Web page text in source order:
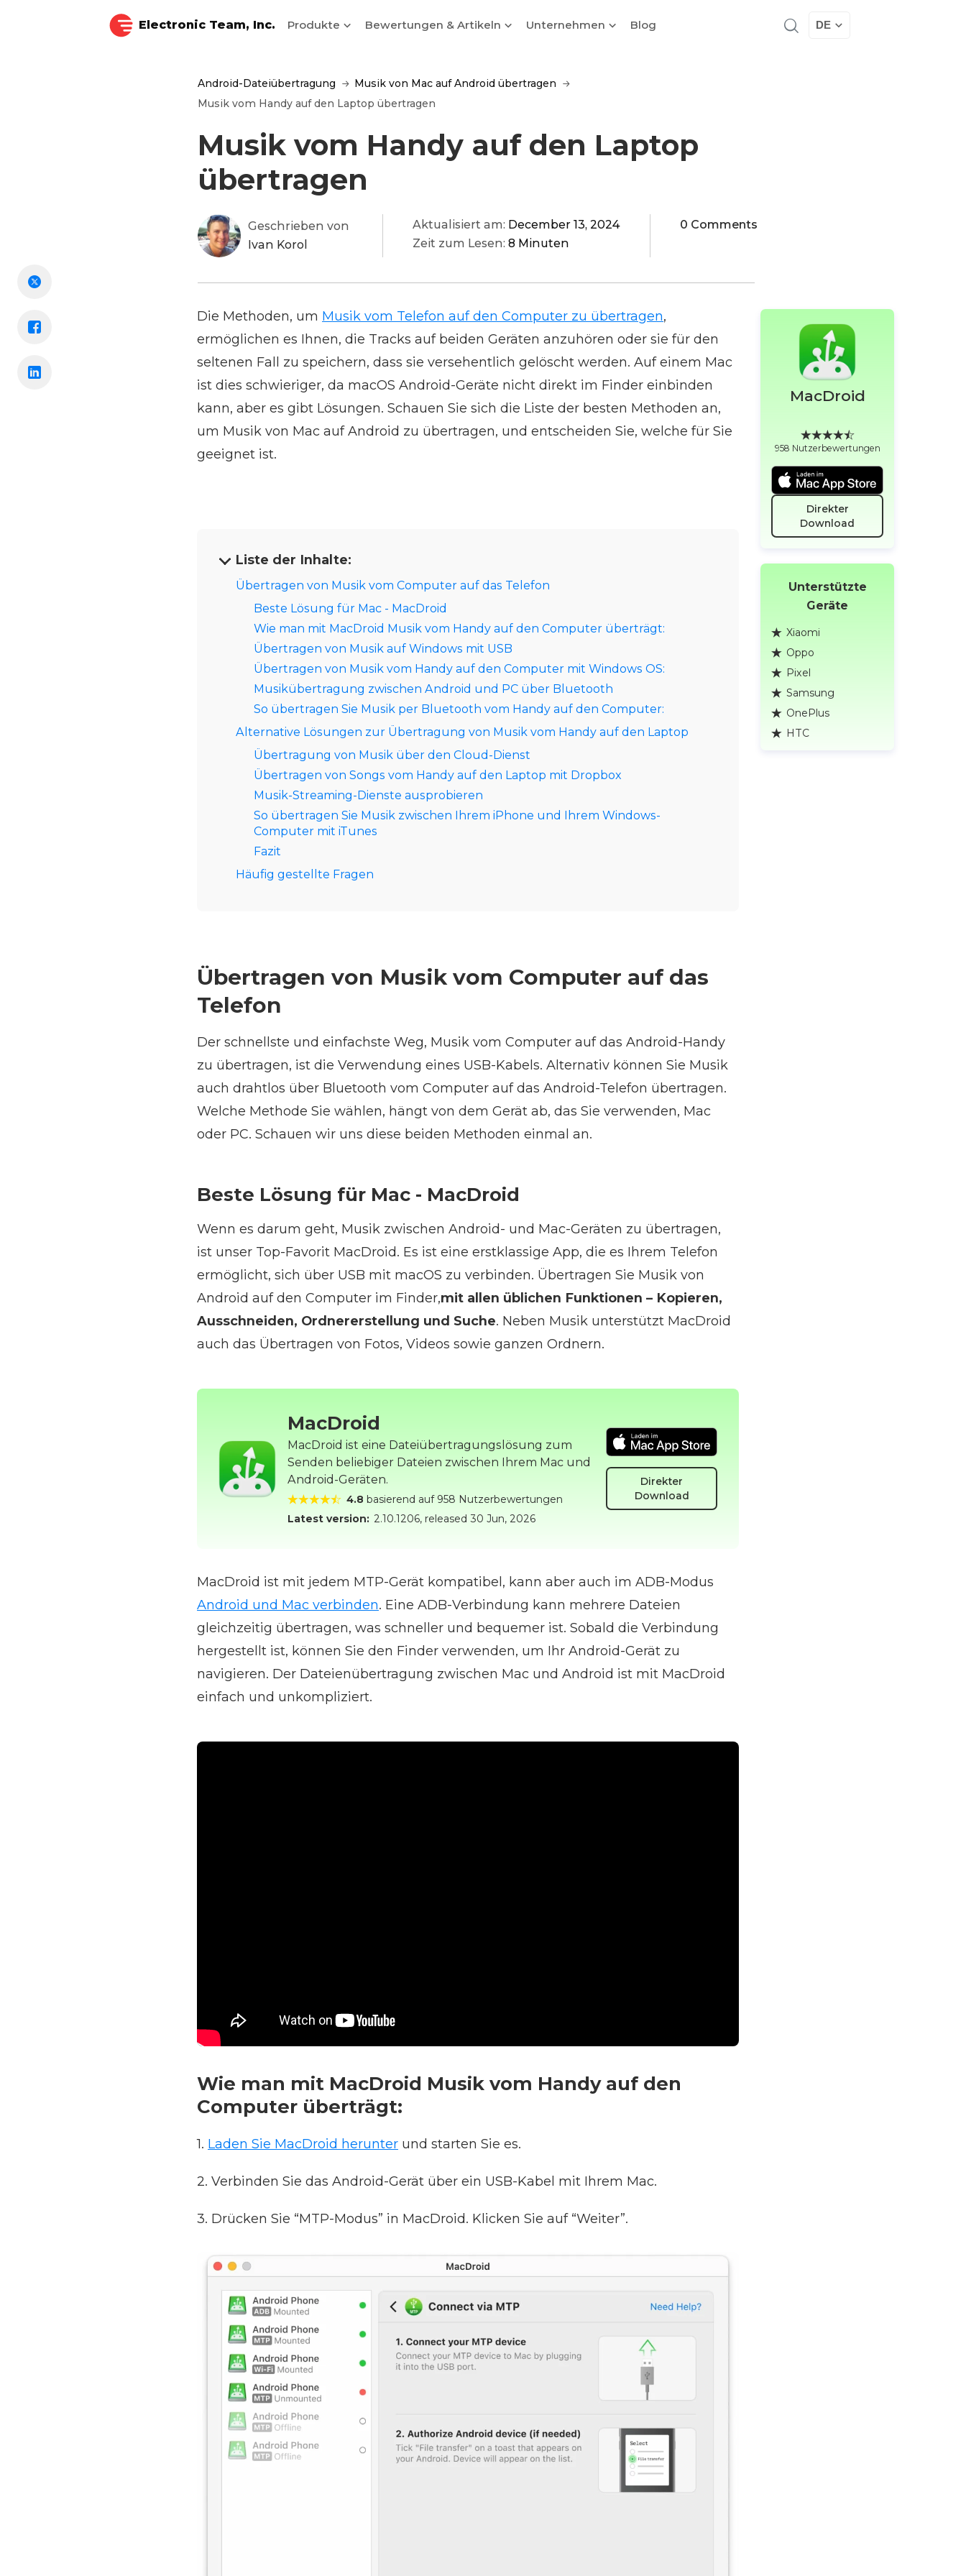
Electronic Team, Inc. Produkte Bewertungen & Artikeln Unternehmen Blog DE
Android-Dateiübertragung
Musik von Mac auf Android übertragen
Musik vom Handy auf den Laptop übertragen
Musik vom Handy auf den Laptop
übertragen
Geschrieben von
Ivan Korol
Aktualisiert am: December 13, 2024
Zeit zum Lesen: 8 Minuten
0 Comments
Die Methoden, um Musik vom Telefon auf den Computer zu übertragen,
ermöglichen es Ihnen, die Tracks auf beiden Geräten anzuhören oder sie für den
seltenen Fall zu speichern, dass sie versehentlich gelöscht werden. Auf einem Mac
ist dies schwieriger, da macOS Android-Geräte nicht direkt im Finder einbinden
kann, aber es gibt Lösungen. Schauen Sie sich die Liste der besten Methoden an,
um Musik von Mac auf Android zu übertragen, und entscheiden Sie, welche für Sie
geeignet ist.
Liste der Inhalte:
Übertragen von Musik vom Computer auf das Telefon
Beste Lösung für Mac - MacDroid
Wie man mit MacDroid Musik vom Handy auf den Computer überträgt:
Übertragen von Musik auf Windows mit USB
Übertragen von Musik vom Handy auf den Computer mit Windows OS:
Musikübertragung zwischen Android und PC über Bluetooth
So übertragen Sie Musik per Bluetooth vom Handy auf den Computer:
Alternative Lösungen zur Übertragung von Musik vom Handy auf den Laptop
Übertragung von Musik über den Cloud-Dienst
Übertragen von Songs vom Handy auf den Laptop mit Dropbox
Musik-Streaming-Dienste ausprobieren
So übertragen Sie Musik zwischen Ihrem iPhone und Ihrem Windows-
Computer mit iTunes
Fazit
Häufig gestellte Fragen
Übertragen von Musik vom Computer auf das
Telefon
Der schnellste und einfachste Weg, Musik vom Computer auf das Android-Handy
zu übertragen, ist die Verwendung eines USB-Kabels. Alternativ können Sie Musik
auch drahtlos über Bluetooth vom Computer auf das Android-Telefon übertragen.
Welche Methode Sie wählen, hängt von dem Gerät ab, das Sie verwenden, Mac
oder PC. Schauen wir uns diese beiden Methoden einmal an.
Beste Lösung für Mac - MacDroid
Wenn es darum geht, Musik zwischen Android- und Mac-Geräten zu übertragen,
ist unser Top-Favorit MacDroid. Es ist eine erstklassige App, die es Ihrem Telefon
ermöglicht, sich über USB mit macOS zu verbinden. Übertragen Sie Musik von
Android auf den Computer im Finder,mit allen üblichen Funktionen – Kopieren,
Ausschneiden, Ordnererstellung und Suche. Neben Musik unterstützt MacDroid
auch das Übertragen von Fotos, Videos sowie ganzen Ordnern.
MacDroid
MacDroid ist eine Dateiübertragungslösung zum
Senden beliebiger Dateien zwischen Ihrem Mac und
Android-Geräten.
4.8 basierend auf 958 Nutzerbewertungen
Latest version: 2.10.1206, released30 Jun, 2026
Direkter
Download
MacDroid ist mit jedem MTP-Gerät kompatibel, kann aber auch im ADB-Modus
Android und Mac verbinden. Eine ADB-Verbindung kann mehrere Dateien
gleichzeitig übertragen, was schneller und bequemer ist. Sobald die Verbindung
hergestellt ist, können Sie den Finder verwenden, um Ihr Android-Gerät zu
navigieren. Der Dateienübertragung zwischen Mac und Android ist mit MacDroid
einfach und unkompliziert.
Wie man mit MacDroid Musik vom Handy auf den
Computer überträgt:
1. Laden Sie MacDroid herunter und starten Sie es.
2. Verbinden Sie das Android-Gerät über ein USB-Kabel mit Ihrem Mac.
3. Drücken Sie “MTP-Modus” in MacDroid. Klicken Sie auf “Weiter”.
MacDroid
958 Nutzerbewertungen
Direkter
Download
Unterstützte
Geräte
Xiaomi
Oppo
Pixel
Samsung
OnePlus
HTC